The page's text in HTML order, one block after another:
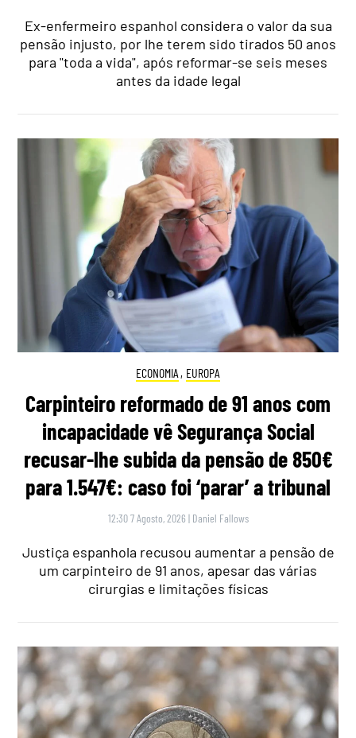
Ex-enfermeiro espanhol considera o valor da sua
pensão injusto, por lhe terem sido tirados 50 anos
para "toda a vida", após reformar-se seis meses
antes da idade legal
ECONOMIA , EUROPA
Carpinteiro reformado de 91 anos com
incapacidade vê Segurança Social
recusar-lhe subida da pensão de 850€
para 1.547€: caso foi ‘parar’ a tribunal
12:30 7 Agosto, 2026 | Daniel Fallows
Justiça espanhola recusou aumentar a pensão de
um carpinteiro de 91 anos, apesar das várias
cirurgias e limitações físicas